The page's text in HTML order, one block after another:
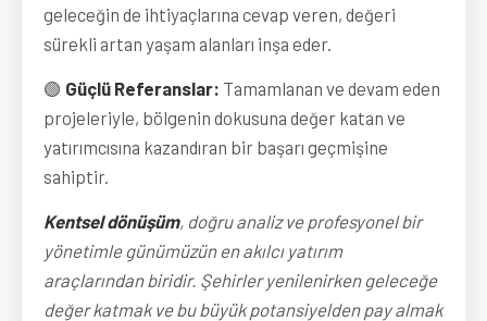
geleceğin de ihtiyaçlarına cevap veren, değeri
sürekli artan yaşam alanları inşa eder.
🟢 Güçlü Referanslar: Tamamlanan ve devam eden
projeleriyle, bölgenin dokusuna değer katan ve
yatırımcısına kazandıran bir başarı geçmişine
sahiptir.
Kentsel dönüşüm, doğru analiz ve profesyonel bir
yönetimle günümüzün en akılcı yatırım
araçlarından biridir. Şehirler yenilenirken geleceğe
değer katmak ve bu büyük potansiyelden pay almak